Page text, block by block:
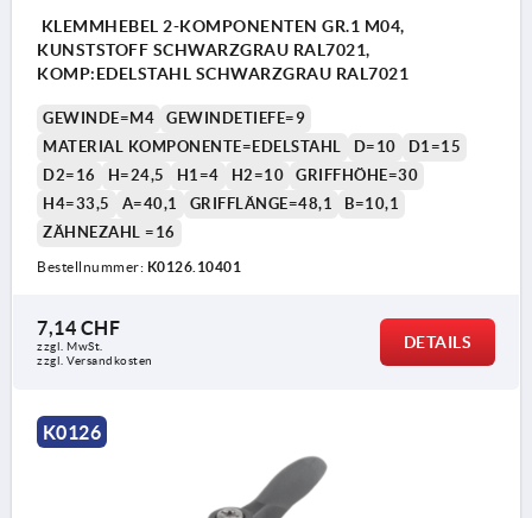
KLEMMHEBEL 2-KOMPONENTEN GR.1 M04,
KUNSTSTOFF SCHWARZGRAU RAL7021,
KOMP:EDELSTAHL SCHWARZGRAU RAL7021
GEWINDE=M4
GEWINDETIEFE=9
MATERIAL KOMPONENTE=EDELSTAHL
D=10
D1=15
D2=16
H=24,5 H1=4 H2=10
GRIFFHÖHE=30
H4=33,5
A=40,1 GRIFFLÄNGE=48,1
B=10,1
ZÄHNEZAHL =16
Bestellnummer: K0126.10401
7,14 CHF
zzgl. MwSt.
zzgl. Versandkosten
DETAILS
K0126